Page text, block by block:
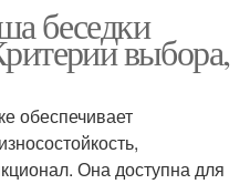
беседки
выбора,
обеспечивает
Она доступна для